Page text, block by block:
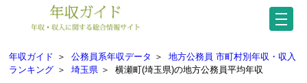
年収ガイド ＞ 公務員系年収データ ＞
地方公務員 市町村別年収・収入
ランキング ＞ 埼玉県 ＞ 横瀬町(埼玉県)の地方公務員平均年収